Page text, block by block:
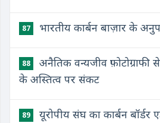
87 भारतीय कार्बन बाज़ार के
88
अनैतिक वन्यजीव फ़ोटोग्राफी से
के अस्तित्व पर संकट
89
यूरोपीय संघ का कार्बन